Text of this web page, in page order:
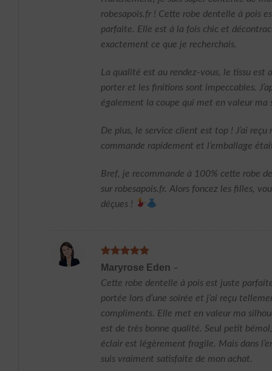
robesapois.fr ! Cette robe dentelle à pois
parfaite. Elle est à la fois chic et
exactement ce que je recherchais.
La qualité est au rendez-vous, le tissu est
porter et les finitions sont impeccables.
également la coupe qui met en valeur ma
De plus, le service client est top ! J’ai reçu
commande rapidement et l’emballage
Bref, je recommande à 100% cette robe
sur robesapois.fr. Alors foncez les filles,
déçues !
Note5sur
Maryrose Eden –
Cette robe dentelle à pois est juste parfaite
portée lors d’une soirée et j’ai reçu
compliments. Elle met en valeur ma
est de très bonne qualité. Seul petit
éclair est légèrement fragile. Mais dans
suis vraiment satisfaite de mon achat.